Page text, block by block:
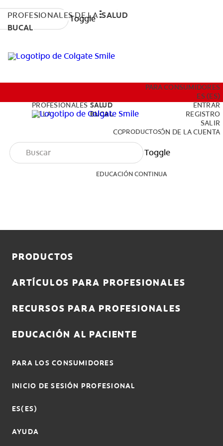
Toggle
EDUCACIÓN CONTINUA
PROFESIONALES DE LASALUD
BUCAL
PROFESIONALES
DE LA
SALUD
BUCAL
PARA CONSUMIDORES
ES (ES)
ENTRAR
REGISTRO
SALIR
CONFIGURACIÓN DE LA CUENTA
PRODUCTOS
EDUCACIÓN CONTINUA
Toggle
PRODUCTOS
ARTÍCULOS PARA PROFESIONALES
RECURSOS PARA PROFESIONALES
EDUCACIÓN AL PACIENTE
PARA LOS CONSUMIDORES
INICIO DE SESIÓN PROFESIONAL
ES(ES)
AYUDA